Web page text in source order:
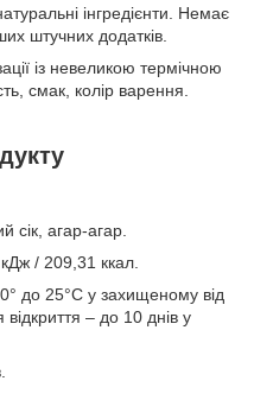
інгредієнти. Немає
штучних додатків.
із невеликою термічною
смак, колір варення.
сік, агар-агар.
/ 209,31 ккал.
0° до 25°С у захищеному від
– до 10 днів у